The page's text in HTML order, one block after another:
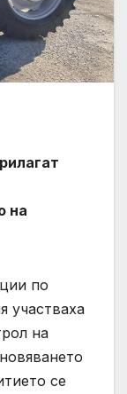
на
по
участваха
на
се